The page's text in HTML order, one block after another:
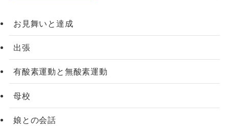
お見舞いと達成
出張
有酸素運動と無酸素運動
母校
娘との会話